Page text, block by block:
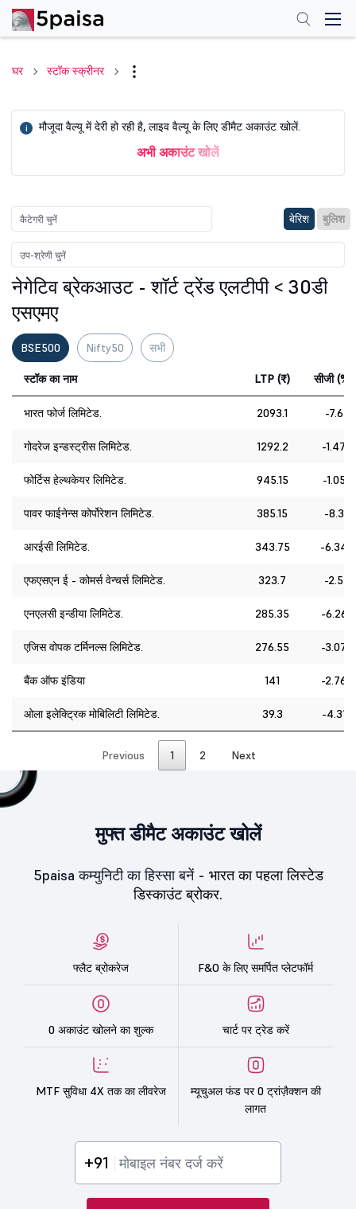
घर स्टॉक स्क्रीनर
i मौजूदा वैल्यू में देरी हो रही है, लाइव वैल्यू के लिए डीमैट अकाउंट खोलें.
अभी अकाउंट खोलें
बेरिश बुलिश
नेगेटिव ब्रेकआउट - शॉर्ट ट्रेंड एलटीपी < 30डी
एसएमए
BSE500 Nifty50 सभी
स्टॉक का नाम LTP (₹) सीजी (%)
भारत फोर्ज लिमिटेड. 2093.1 -7.6
गोदरेज इन्डस्ट्रीस लिमिटेड. 1292.2 -1.47
फोर्टिस हेल्थकेयर लिमिटेड. 945.15 -1.05
पावर फाईनेन्स कोर्पोरेशन लिमिटेड. 385.15 -8.3
आरईसी लिमिटेड. 343.75 -6.34
एफएसएन ई - कोमर्स वेन्चर्स लिमिटेड. 323.7 -2.5
एनएलसी इन्डीया लिमिटेड. 285.35 -6.26
एजिस वोपक टर्मिनल्स लिमिटेड. 276.55 -3.07
बैंक ऑफ इंडिया 141 -2.76
ओला इलेक्ट्रिक मोबिलिटी लिमिटेड. 39.3 -4.31
Previous 1 2 Next
मुफ्त डीमैट अकाउंट खोलें
5paisa कम्युनिटी का हिस्सा बनें - भारत का पहला लिस्टेड
डिस्काउंट ब्रोकर.
फ्लैट ब्रोकरेज F&O के लिए समर्पित प्लेटफॉर्म
0 अकाउंट खोलने का शुल्क चार्ट पर ट्रेड करें
MTF सुविधा 4X तक का लीवरेज
म्यूचुअल फंड पर 0 ट्रांज़ैक्शन की
लागत
+91